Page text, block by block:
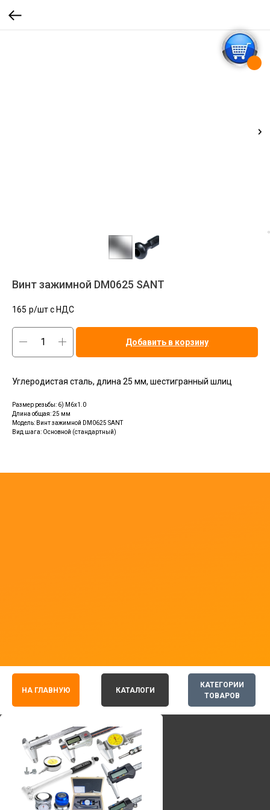
Винт зажимной DM0625 SANT
165 р/шт c НДС
Добавить в корзину
Углеродистая сталь, длина 25 мм, шестигранный шлиц
Размер резьбы: 6) M6x1.0
Длина общая: 25 мм
Модель: Винт зажимной DM0625 SANT
Вид шага: Основной (стандартный)
КАТЕГОРИИ
ТОВАРОВ
НА ГЛАВНУЮ КАТАЛОГИ